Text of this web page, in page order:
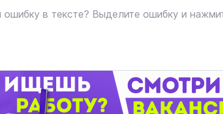
ошибку в тексте? Выделите ошибку и